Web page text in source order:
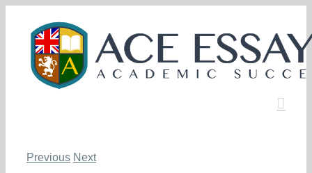
content
Previous Next